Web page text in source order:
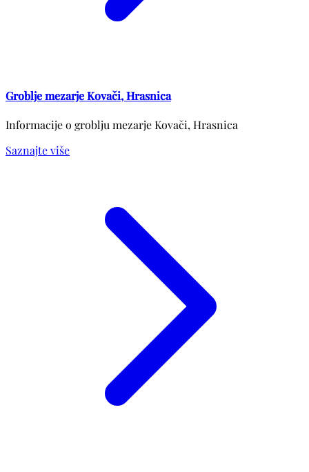
Groblje mezarje Kovači, Hrasnica
Informacije o groblju mezarje Kovači, Hrasnica
Saznajte više